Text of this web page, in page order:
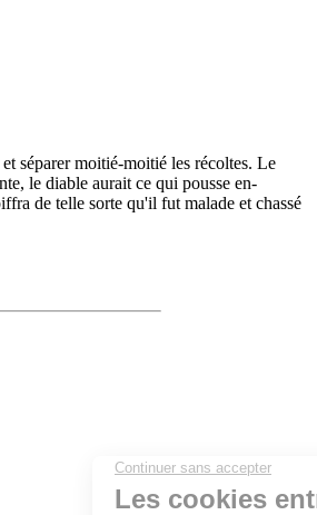
séparer moitié-moitié les récoltes. Le
le diable aurait ce qui pousse en-
de telle sorte qu'il fut malade et chassé